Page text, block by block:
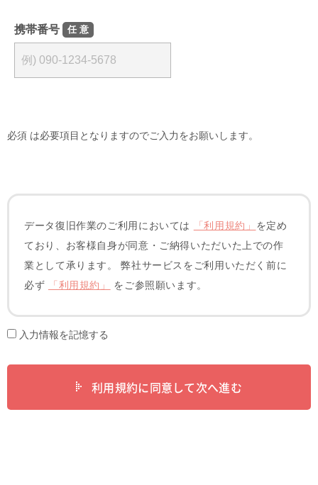
携帯番号 任意
必須 は必要項目となりますのでご入力をお願いします。
データ復旧作業のご利用においては 「利用規約」 を定め
ており、お客様自身が同意・ご納得いただいた上での作
業として承ります。 弊社サービスをご利用いただく前に
必ず
「利用規約」 をご参照願います。
入力情報を記憶する
利用規約に同意して次へ進む